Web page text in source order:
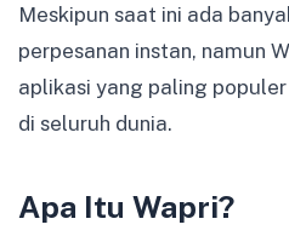
Meskipun saat ini ada
perpesanan instan, namun
aplikasi yang paling
di seluruh dunia.
Apa Itu Wapri?